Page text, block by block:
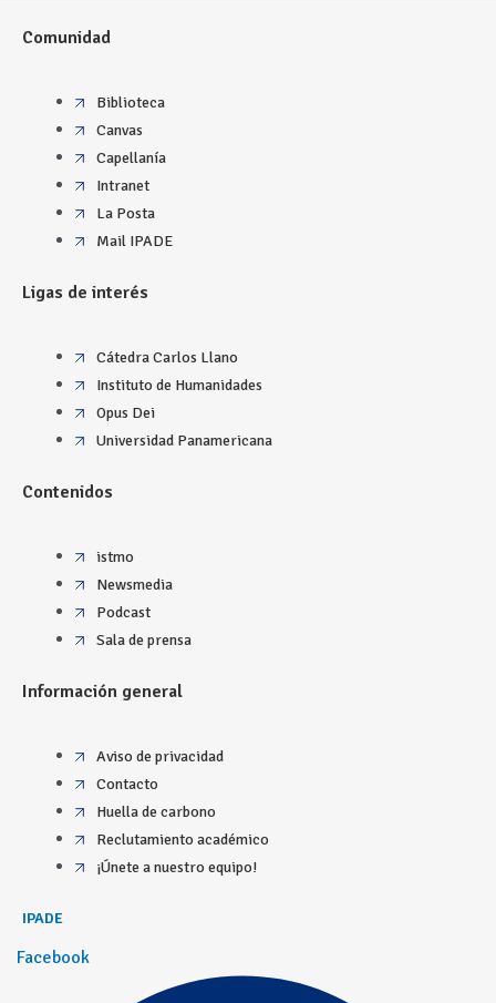
Comunidad
Biblioteca
Canvas
Capellanía
Intranet
La Posta
Mail IPADE
Ligas de interés
Cátedra Carlos Llano
Instituto de Humanidades
Opus Dei
Universidad Panamericana
Contenidos
istmo
Newsmedia
Podcast
Sala de prensa
Información general
Aviso de privacidad
Contacto
Huella de carbono
Reclutamiento académico
¡Únete a nuestro equipo!
IPADE
Facebook